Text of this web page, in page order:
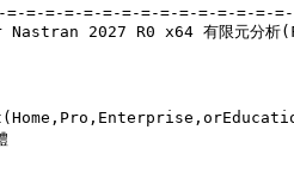
=-=-=-=-=-=-=-=-=-=-=-=-=-
2027 R0 x64 有限元分析